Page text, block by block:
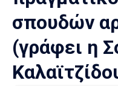
σπουδών
(γράφει η